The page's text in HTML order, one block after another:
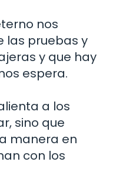
nos
las pruebas y
y que hay
espera.
a los
sino que
manera en
con los